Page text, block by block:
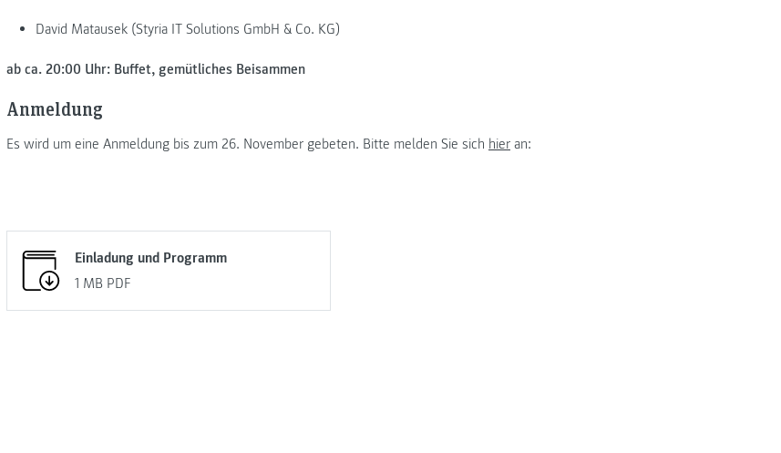
David Matausek (Styria IT Solutions GmbH & Co. KG)
ab ca. 20:00 Uhr: Buffet, gemütliches Beisammen
Anmeldung
Es wird um eine Anmeldung bis zum 26. November gebeten. Bitte melden Sie sich hier an:
Einladung und Programm
1 MB PDF